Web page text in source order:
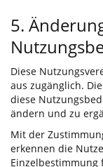
5.
Diese
aus zugänglich.
diese
ändern und zu
Mit der
erkennen die
Einzelbestimmung